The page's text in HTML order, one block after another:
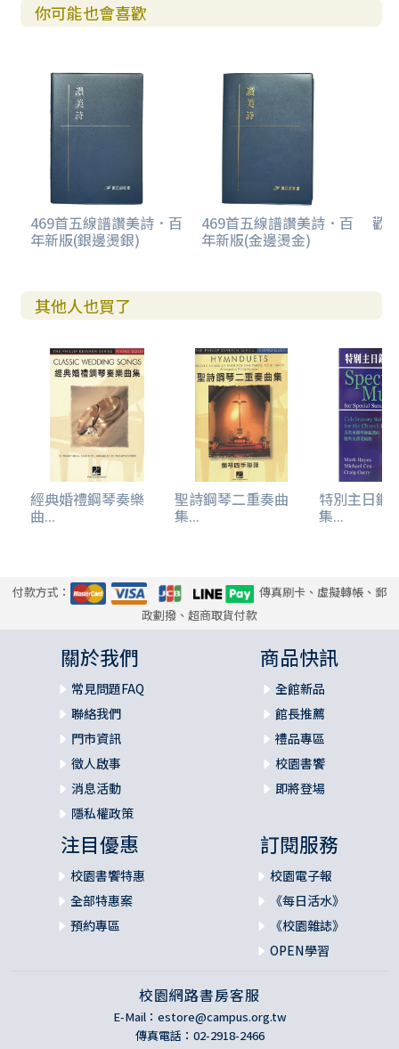
你可能也會喜歡
469首五線譜讚美詩．百
年新版(銀邊燙銀)
469首五線譜讚美詩．百
年新版(金邊燙金)
歡
其他人也買了
經典婚禮鋼琴奏樂
曲...
聖詩鋼琴二重奏曲
集...
特別主日鋼
集...
付款方式：
傳真刷卡、虛擬轉帳、郵
政劃撥、超商取貨付款
關於我們
常見問題FAQ
聯絡我們
門市資訊
徵人啟事
消息活動
隱私權政策
商品快訊
全館新品
館長推薦
禮品專區
校園書饗
即將登場
注目優惠
校園書饗特惠
全部特惠案
預約專區
訂閱服務
校園電子報
《每日活水》
《校園雜誌》
OPEN學習
校園網路書房客服
E-Mail： estore@campus.org.tw
傳真電話：02-2918-2466